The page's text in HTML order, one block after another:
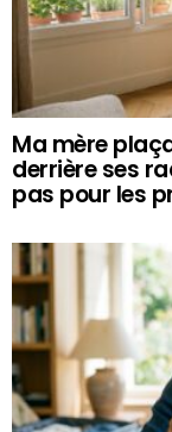
Ma mère
derrière ses
pas pour les